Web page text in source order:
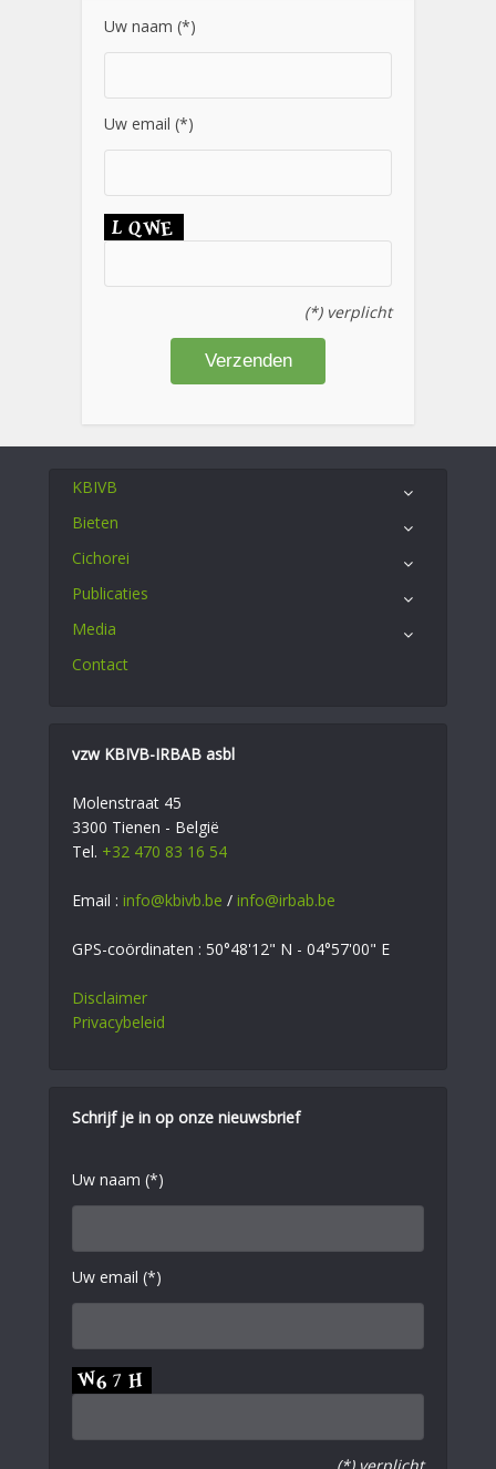
Uw naam (*)
Uw email (*)
(*) verplicht
KBIVB
Bieten
Cichorei
Publicaties
Media
Contact
vzw KBIVB-IRBAB asbl
Molenstraat 45
3300 Tienen - België
Tel. +32 470 83 16 54
Email : info@kbivb.be / info@irbab.be
GPS-coördinaten : 50°48'12" N - 04°57'00" E
Disclaimer
Privacybeleid
Schrijf je in op onze nieuwsbrief
Uw naam (*)
Uw email (*)